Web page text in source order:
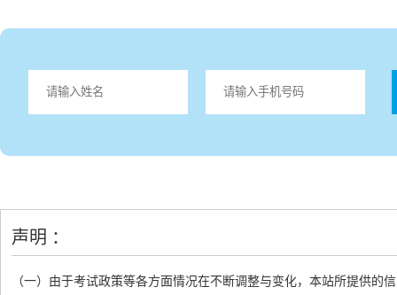
声明 ：
（一）由于考试政策等各方面情况在不断调整与变化，本站所提供的